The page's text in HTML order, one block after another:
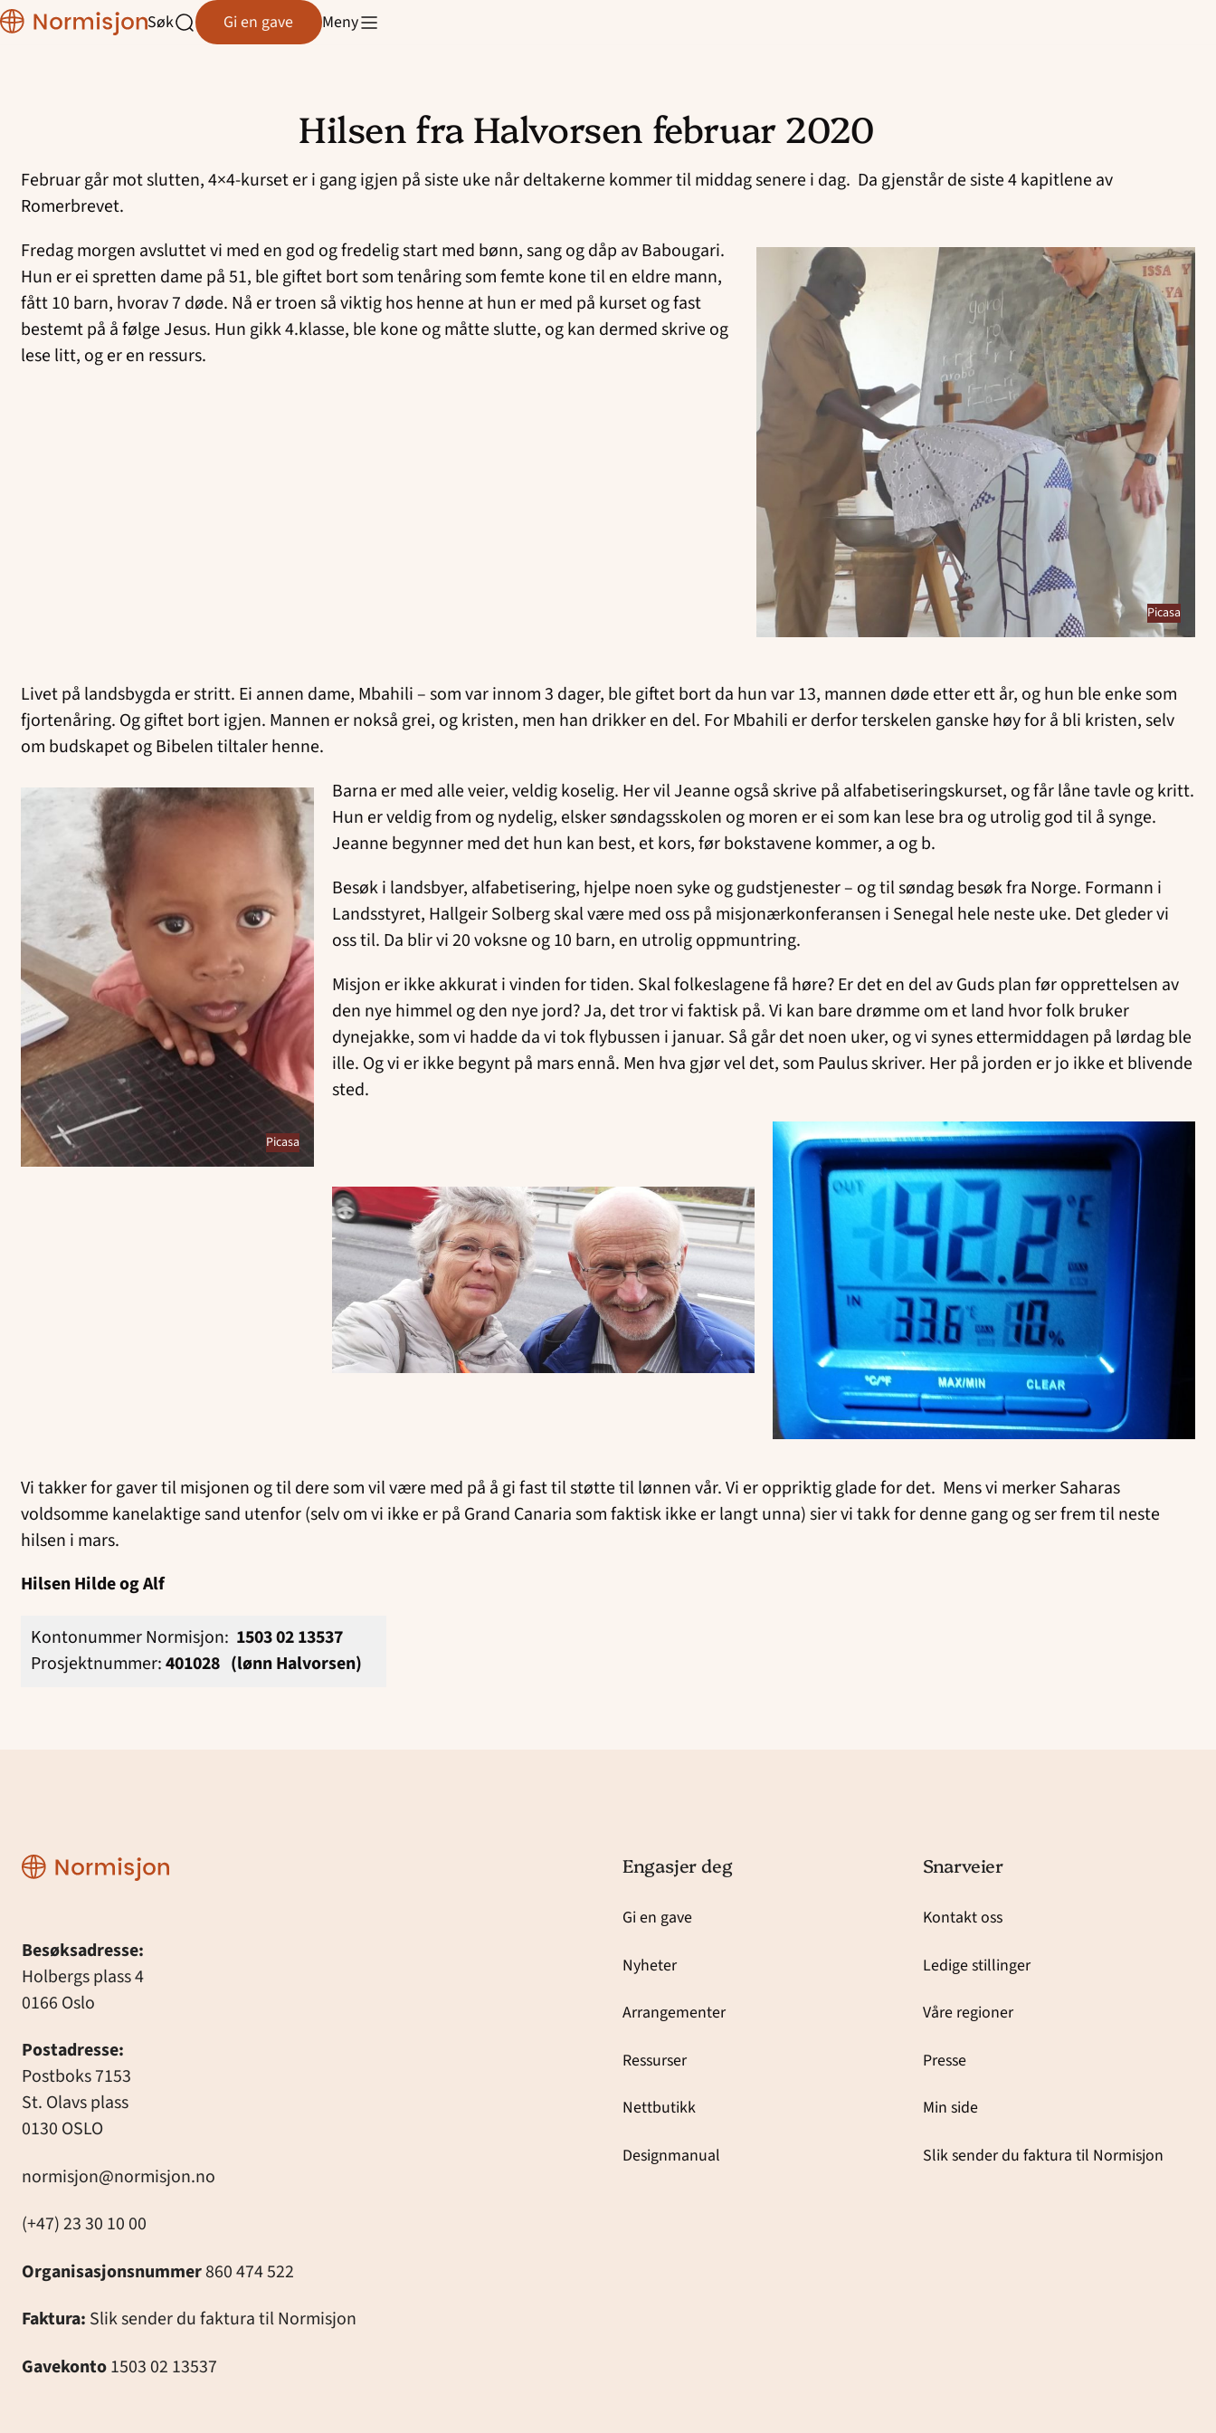
innhold
Normisjon
Åpne
Søk Gi en gave Meny
Normisjon Telemark
Normisjon Øst
Normisjon Østfold
Hilsen fra Halvorsen februar 2020
Februar går mot slutten, 4×4-kurset er i gang igjen på siste uke når deltakerne kommer til middag senere i dag. Da gjenstår de siste 4 kapitlene av
Romerbrevet.
Picasa
Fredag morgen avsluttet vi med en god og fredelig start med bønn, sang og dåp av Babougari.
Hun er ei spretten dame på 51, ble giftet bort som tenåring som femte kone til en eldre mann,
fått 10 barn, hvorav 7 døde. Nå er troen så viktig hos henne at hun er med på kurset og fast
bestemt på å følge Jesus. Hun gikk 4.klasse, ble kone og måtte slutte, og kan dermed skrive og
lese litt, og er en ressurs.
Livet på landsbygda er stritt. Ei annen dame, Mbahili – som var innom 3 dager, ble giftet bort da hun var 13, mannen døde etter ett år, og hun ble enke som
fjortenåring. Og giftet bort igjen. Mannen er nokså grei, og kristen, men han drikker en del. For Mbahili er derfor terskelen ganske høy for å bli kristen, selv
om budskapet og Bibelen tiltaler henne.
Picasa
Barna er med alle veier, veldig koselig. Her vil Jeanne også skrive på alfabetiseringskurset, og får låne tavle og kritt.
Hun er veldig from og nydelig, elsker søndagsskolen og moren er ei som kan lese bra og utrolig god til å synge.
Jeanne begynner med det hun kan best, et kors, før bokstavene kommer, a og b.
Besøk i landsbyer, alfabetisering, hjelpe noen syke og gudstjenester – og til søndag besøk fra Norge. Formann i
Landsstyret, Hallgeir Solberg skal være med oss på misjonærkonferansen i Senegal hele neste uke. Det gleder vi
oss til. Da blir vi 20 voksne og 10 barn, en utrolig oppmuntring.
Misjon er ikke akkurat i vinden for tiden. Skal folkeslagene få høre? Er det en del av Guds plan før opprettelsen av
den nye himmel og den nye jord? Ja, det tror vi faktisk på. Vi kan bare drømme om et land hvor folk bruker
dynejakke, som vi hadde da vi tok flybussen i januar. Så går det noen uker, og vi synes ettermiddagen på lørdag ble
ille. Og vi er ikke begynt på mars ennå. Men hva gjør vel det, som Paulus skriver. Her på jorden er jo ikke et blivende
sted.
Vi takker for gaver til misjonen og til dere som vil være med på å gi fast til støtte til lønnen vår. Vi er oppriktig glade for det. Mens vi merker Saharas
voldsomme kanelaktige sand utenfor (selv om vi ikke er på Grand Canaria som faktisk ikke er langt unna) sier vi takk for denne gang og ser frem til neste
hilsen i mars.
Hilsen Hilde og Alf
Kontonummer Normisjon: 1503 02 13537
Prosjektnummer:401028 (lønn Halvorsen)
Normisjon
Besøksadresse:
Holbergs plass 4
0166 Oslo
Postadresse:
Postboks 7153
St. Olavs plass
0130 OSLO
normisjon@normisjon.no
(+47) 23 30 10 00
Organisasjonsnummer860 474 522
Faktura: Slik sender du faktura til Normisjon
Gavekonto1503 02 13537
Engasjer deg
Gi en gave
Nyheter
Arrangementer
Ressurser
Nettbutikk
Designmanual
Snarveier
Kontakt oss
Ledige stillinger
Våre regioner
Presse
Min side
Slik sender du faktura til Normisjon